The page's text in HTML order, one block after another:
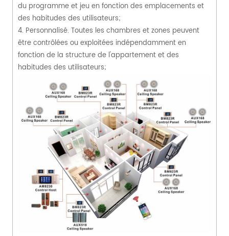
du programme et jeu en fonction des emplacements et
des habitudes des utilisateurs;
4. Personnalisé. Toutes les chambres et zones peuvent
être contrôlées ou exploitées indépendamment en
fonction de la structure de l'appartement et des
habitudes des utilisateurs;